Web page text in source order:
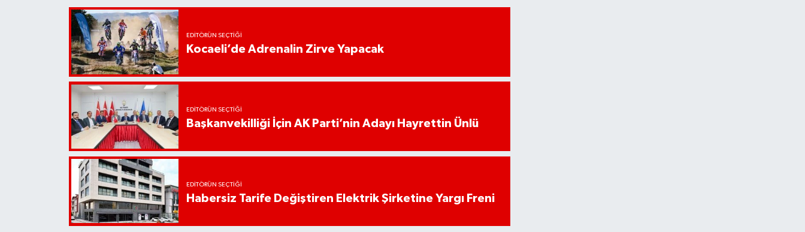
EDITÖRÜN SEÇTIĞI
Kocaeli’de Adrenalin Zirve Yapacak
EDITÖRÜN SEÇTIĞI
Başkanvekilliği İçin AK Parti’nin Adayı Hayrettin Ünlü
EDITÖRÜN SEÇTIĞI
Habersiz Tarife Değiştiren Elektrik Şirketine Yargı Freni